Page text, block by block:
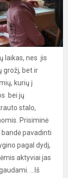
laikas, nes jis
grožį, bet ir
kurių į
bei jų
stalo,
Prisiminė
pavadinti
pagal dydį,
aktyviai jas
...Iš